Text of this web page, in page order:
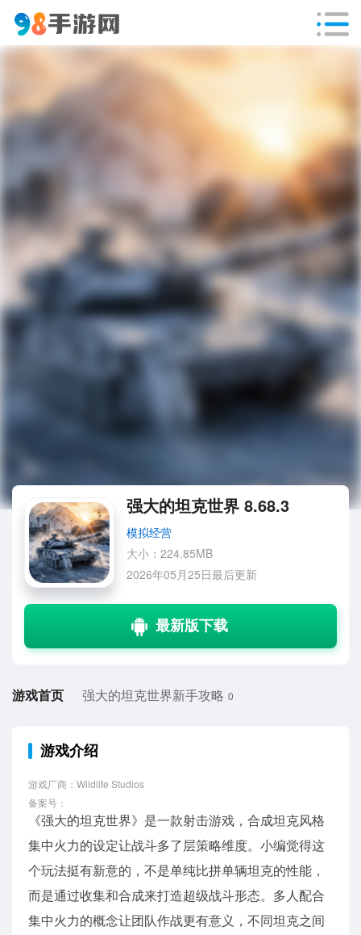
强大的坦克世界 8.68.3
模拟经营
大小：224.85MB
2026年05月25日最后更新
游戏首页 强大的坦克世界新手攻略 0
游戏介绍
游戏厂商：Wildlife Studios
备案号：
《强大的坦克世界》是一款射击游戏，合成坦克风格
集中火力的设定让战斗多了层策略维度。小编觉得这
个玩法挺有新意的，不是单纯比拼单辆坦克的性能，
而是通过收集和合成来打造超级战斗形态。多人配合
集中火力的概念让团队作战更有意义，不同坦克之间